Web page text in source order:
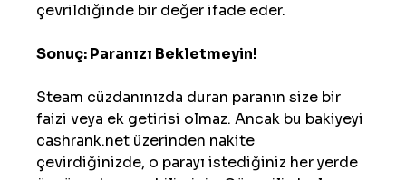
çevrildiğinde bir değer ifade eder.
Sonuç: Paranızı Bekletmeyin!
Steam cüzdanınızda duran paranın size bir
faizi veya ek getirisi olmaz. Ancak bu bakiyeyi
cashrank.net üzerinden nakite
çevirdiğinizde, o parayı istediğiniz her yerde